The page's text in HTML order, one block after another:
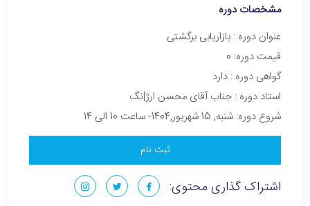
مشخصات دوره
عنوان دوره :‌ بازاریابی برگشتی
قیمت دوره: 0
گواهی دوره : دارد
استاد دوره : جناب آقای محسن ارژ|نگ
شروع دوره: شنبه, 15 شهریور,1404- ساعت 10 الی 14
ثبت نام
اشتراک گذاری محتوی: